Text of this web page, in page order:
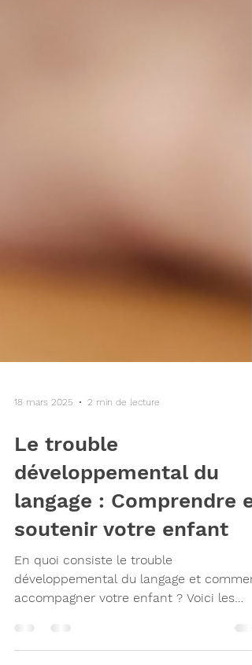
18 mars 2025 2 min de lecture
Le trouble
développemental du
langage : Comprendre et
soutenir votre enfant
accompagner votre enfant ? Voici les